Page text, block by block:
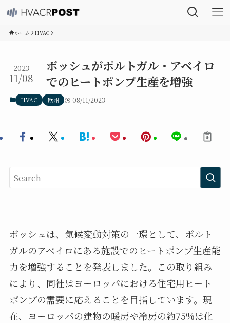
ホーム HVAC
ボッシュがポルトガル・アベイロ
でのヒートポンプ生産を増強
2023
11/08
HVAC 欧州 08/11/2023
ボッシュは、気候変動対策の一環として、ポルト
ガルのアベイロにある施設でのヒートポンプ生産能
力を増強することを発表しました。この取り組み
により、同社はヨーロッパにおける住宅用ヒート
ポンプの需要に応えることを目指しています。現
在、ヨーロッパの建物の暖房や冷房の約75%は化